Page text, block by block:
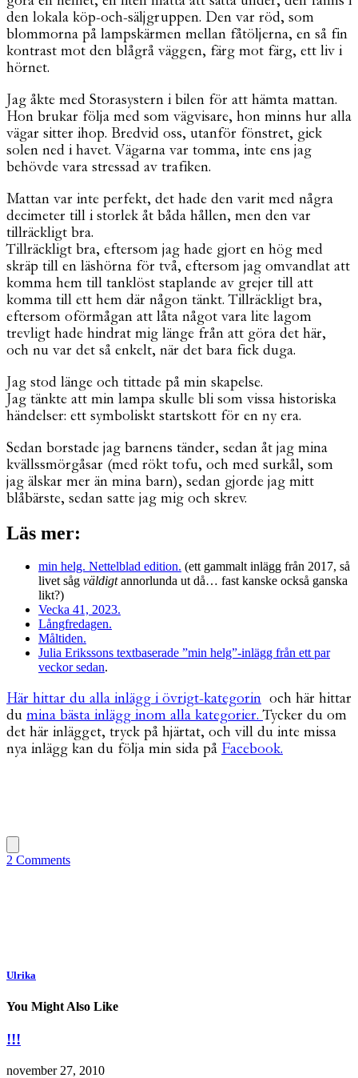
den lokala köp-och-säljgruppen. Den var röd, som
blommorna på lampskärmen mellan fåtöljerna, en så fin
kontrast mot den blågrå väggen, färg mot färg, ett liv i
hörnet.
Jag åkte med Storasystern i bilen för att hämta mattan.
Hon brukar följa med som vägvisare, hon minns hur alla
vägar sitter ihop. Bredvid oss, utanför fönstret, gick
solen ned i havet. Vägarna var tomma, inte ens jag
behövde vara stressad av trafiken.
Mattan var inte perfekt, det hade den varit med några
decimeter till i storlek åt båda hållen, men den var
tillräckligt bra.
Tillräckligt bra, eftersom jag hade gjort en hög med
skräp till en läshörna för två, eftersom jag omvandlat att
komma hem till tanklöst staplande av grejer till att
komma till ett hem där någon tänkt. Tillräckligt bra,
eftersom oförmågan att låta något vara lite lagom
trevligt hade hindrat mig länge från att göra det här,
och nu var det så enkelt, när det bara fick duga.
Jag stod länge och tittade på min skapelse.
Jag tänkte att min lampa skulle bli som vissa historiska
händelser: ett symboliskt startskott för en ny era.
Sedan borstade jag barnens tänder, sedan åt jag mina
kvällssmörgåsar (med rökt tofu, och med surkål, som
jag älskar mer än mina barn), sedan gjorde jag mitt
blåbärste, sedan satte jag mig och skrev.
Läs mer:
min helg. Nettelblad edition. (ett gammalt inlägg från 2017, så
livet såg väldigtannorlunda ut då… fast kanske också ganska
likt?)
Vecka 41, 2023.
Långfredagen.
Måltiden.
Julia Erikssons textbaserade ”min helg”-inlägg från ett par
veckor sedan.
Här hittar du alla inlägg i övrigt-kategorin och här hittar
du mina bästa inlägg inom alla kategorier.Tycker du om
det här inlägget, tryck på hjärtat, och vill du inte missa
nya inlägg kan du följa min sida på Facebook.
2 Comments
Ulrika
You Might Also Like
!!!
november 27, 2010